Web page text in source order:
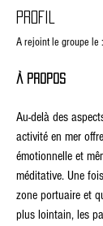
Profil
A rejoint le groupe
À propos
Au-delà des
activité en mer
émotionnelle et
méditative. Une
zone portuaire et
plus lointain, les